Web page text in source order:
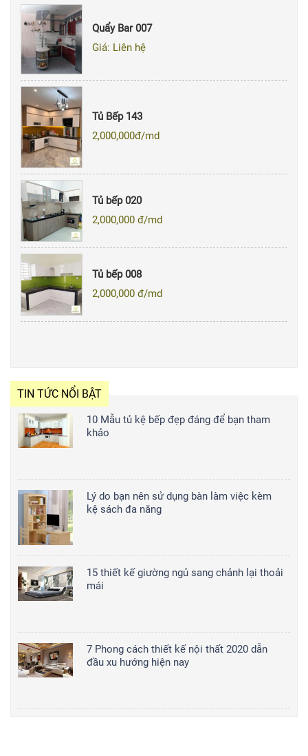
Quẩy Bar 007
Giá: Liên hệ
Tủ Bếp 143
2,000,000đ/md
Tủ bếp 020
2,000,000đ/md
Tủ bếp 008
2,000,000đ/md
TIN TỨC NỔI BẬT
10 Mẫu tủ kệ bếp đẹp đáng để bạn tham
khảo
Lý do bạn nên sử dụng bàn làm việc kèm
kệ sách đa năng
15 thiết kế giường ngủ sang chảnh lại thoải
mái
7 Phong cách thiết kế nội thất 2020 dẫn
đầu xu hướng hiện nay